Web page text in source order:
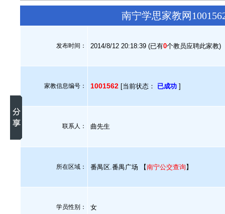
南宁学思家教网
发布时间： 2014/8/12 20:18:39 (已有0个教员应聘此家教)
家教信息编号： 1001562 [当前状态： 已成功 ]
联系人： 曲先生
所在区域： 番禺区.番禺广场 【南宁公交查询 】
学员性别： 女